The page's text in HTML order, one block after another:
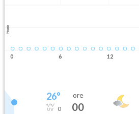
Pioggia
0 6 12
26°
0
ore
00